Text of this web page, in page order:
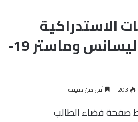
الاستدراكية
للسداسي 01 ليسانس وماستر 19-
203 أقل من دقيقة
صفحة فضاء الطالب